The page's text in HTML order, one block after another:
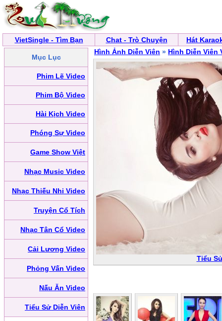
VietSingle - Tìm Bạn Chat - Trò Chuyện Hát
Mục Lục
Phim Lẽ Video
Phim Bộ Video
Hài Kịch Video
Phóng Sự Video
Game Show Việt
Nhạc Music Video
Nhạc Thiếu Nhi Video
Truyện Cổ Tích
Nhạc Tân Cổ Video
Cải Lương Video
Phỏng Vấn Video
Nấu Ăn Video
Tiểu Sử Diễn Viên
Hình Ảnh Diễn Viên » Hình Diễn Viên
Tiểu